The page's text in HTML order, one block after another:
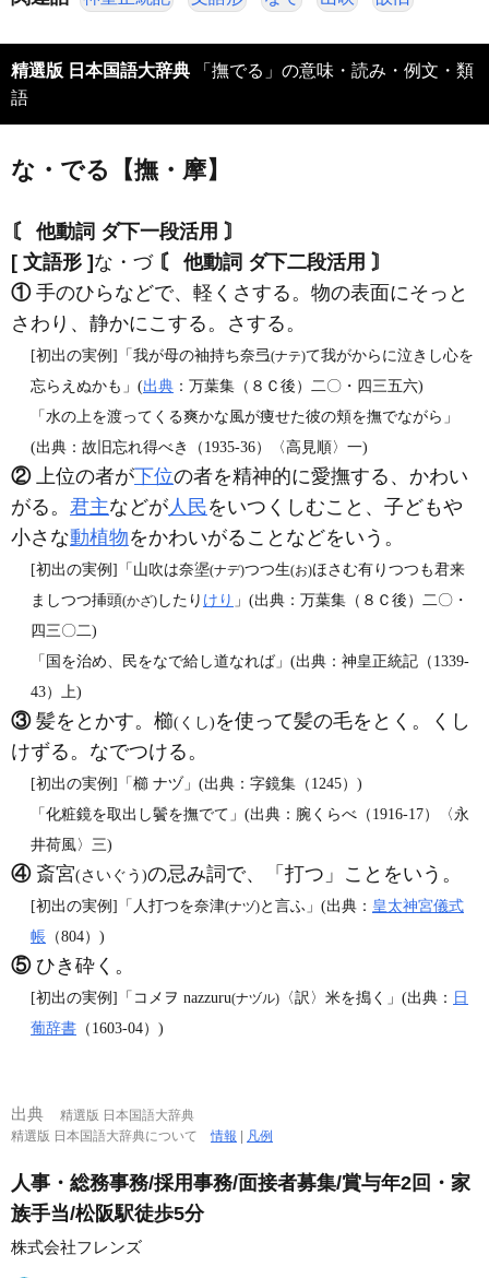
精選版 日本国語大辞典
語
な・でる【撫・摩】
〘 他動詞 ダ下一段活用 〙
[ 文語形 ] な・づ 〘 他動詞 ダ下二段活用 〙
①手のひらなどで、軽くさする。物の表面にそっと
さわり、静かにこする。さする。
[初出の実例]「我が母の袖持ち奈弖(ナテ)て我がからに泣きし心を
忘らえぬかも」(出典 ：万葉集（８Ｃ後）二〇・四三五六)
「水の上を渡ってくる爽かな風が痩せた彼の頬を撫でながら」
(出典：故旧忘れ得べき（1935‐36）〈高見順〉一)
②上位の者が下位の者を精神的に愛撫する、かわい
がる。 君主などが人民をいつくしむこと、子どもや
小さな動植物をかわいがることなどをいう。
[初出の実例]「山吹は奈埿(ナデ)つつ生(お)ほさむ有りつつも君来
ましつつ挿頭(かざ) したり けり 」(出典：万葉集（８Ｃ後）二〇・
四三〇二)
「国を治め、民をなで給し道なれば」(出典：神皇正統記（1339‐
43）上)
③髪をとかす。櫛(くし)を使って髪の毛をとく。くし
けずる。なでつける。
[初出の実例]「櫛 ナヅ」(出典：字鏡集（1245）)
「化粧鏡を取出し鬢を撫でて」(出典：腕くらべ（1916‐17）〈永
井荷風〉三)
④斎宮(さいぐう)の忌み詞で、「打つ」ことをいう。
[初出の実例]「人打つを奈津(ナヅ)と言ふ」(出典： 皇太神宮儀式
帳 （804）)
⑤ひき砕く。
[初出の実例]「コメヲ nazzuru(ナヅル) 〈訳〉米を搗く」(出典： 日
葡辞書 （1603‐04）)
出典
精選版 日本国語大辞典
精選版 日本国語大辞典について情報 凡例
人事・総務事務/採用事務/面接者募集/賞与年2回・家
族手当/松阪駅徒歩5分
株式会社フレンズ